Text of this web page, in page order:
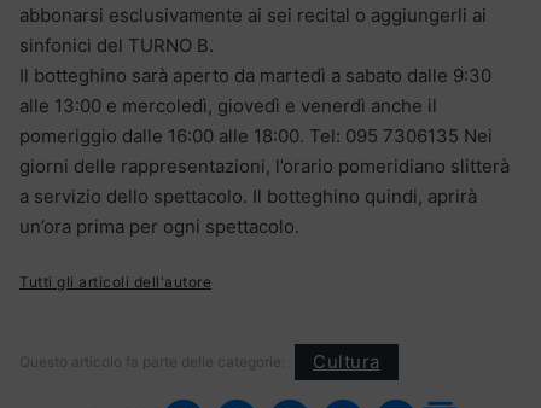
abbonarsi esclusivamente ai sei recital o aggiungerli ai
sinfonici del TURNO B.
Il botteghino sarà aperto da martedì a sabato dalle 9:30
alle 13:00 e mercoledì, giovedì e venerdì anche il
pomeriggio dalle 16:00 alle 18:00. Tel: 095 7306135 Nei
giorni delle rappresentazioni, l’orario pomeridiano slitterà
a servizio dello spettacolo. Il botteghino quindi, aprirà
un’ora prima per ogni spettacolo.
Tutti gli articoli dell'autore
Questo articolo fa parte delle categorie: Cultura